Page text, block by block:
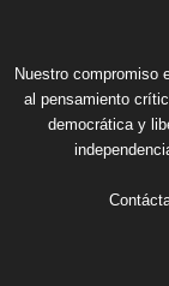
Nuestro compromiso
al pensamiento
democrática y